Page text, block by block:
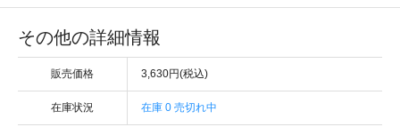
その他の詳細情報
販売価格 3,630円(税込)
在庫状況 在庫 0 売切れ中